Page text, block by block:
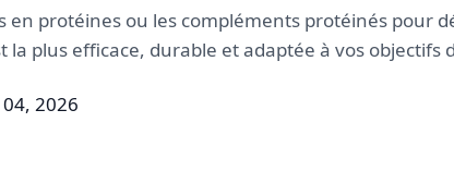
protéines ou les compléments protéinés pour
plus efficace, durable et adaptée à vos objectifs
2026